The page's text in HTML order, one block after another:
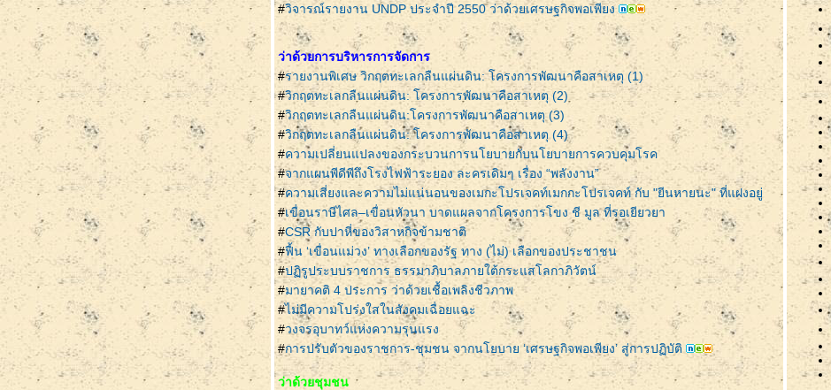
#วิจารณ์รายงาน UNDP ประจำปี 2550 ว่าด้วยเศรษฐกิจพอเพียง
ว่าด้วยการบริหารการจัดการ
#รายงานพิเศษ วิกฤตทะเลกลืนแผ่นดิน: โครงการพัฒนาคือสาเหตุ (1)
#วิกฤตทะเลกลืนแผ่นดิน: โครงการพัฒนาคือสาเหตุ (2)
#วิกฤตทะเลกลืนแผ่นดิน:โครงการพัฒนาคือสาเหตุ (3)
#วิกฤตทะเลกลืนแผ่นดิน: โครงการพัฒนาคือสาเหตุ (4)
#ความเปลี่ยนแปลงของกระบวนการนโยบายกับนโยบายการควบคุมโรค
#จากแผนพีดีพีถึงโรงไฟฟ้าระยอง ละครเดิมๆ เรื่อง “พลังงาน”
#ความเสี่ยงและความไม่แน่นอนของเมกะโปรเจคท์เมกกะโปรเจคท์ กับ "ยีนหายนะ" ที่แฝงอยู่
#เขื่อนราษีไศล–เขื่อนหัวนา บาดแผลจากโครงการโขง ชี มูล ที่รอเยียวยา
#CSR กับปาหี่ของวิสาหกิจข้ามชาติ
#ฟื้น ‘เขื่อนแม่วง’ ทางเลือกของรัฐ ทาง (ไม่) เลือกของประชาชน
#ปฏิรูประบบราชการ ธรรมาภิบาลภายใต้กระแสโลกาภิวัตน์
#มายาคติ 4 ประการ ว่าด้วยเชื้อเพลิงชีวภาพ
#ไม่มีความโปร่งใสในสังคมเฉื่อยแฉะ
#วงจรอุบาทว์แห่งความรุนแรง
#การปรับตัวของราชการ-ชุมชน จากนโยบาย ‘เศรษฐกิจพอเพียง’ สู่การปฏิบัติ
ว่าด้วยชุมชน